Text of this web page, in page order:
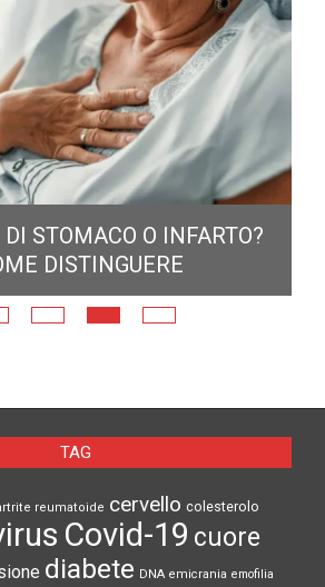
DI STOMACO O INFARTO?
DISTINGUERE
TAG
reumatoide cervello colesterolo
Covid-19 cuore
diabete DNA emicrania emofilia